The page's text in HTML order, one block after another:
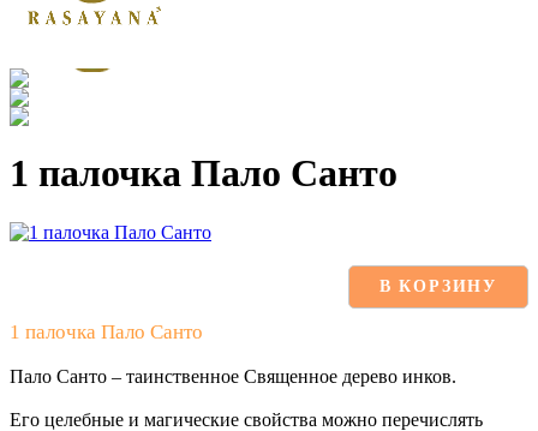
1 палочка Пало Санто
В КОРЗИНУ
1 палочка Пало Санто
Пало Санто – таинственное Священное дерево инков.
Его целебные и магические свойства можно перечислять